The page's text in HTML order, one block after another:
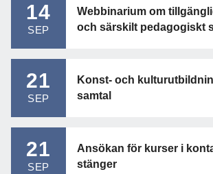
14
SEP
Webbinarium om
och särskilt pedagogiskt
21
SEP
Konst- och
samtal
21
SEP
Ansökan för kurser i
stänger